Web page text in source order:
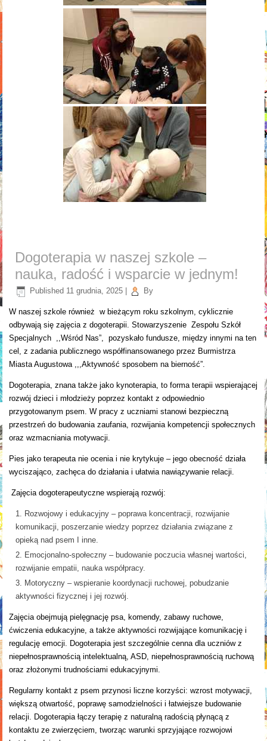
Dogoterapia w naszej szkole –
nauka, radość i wsparcie w jednym!
Published 11 grudnia, 2025 By
W naszej szkole również w bieżącym roku szkolnym, cyklicznie
odbywają się zajęcia z dogoterapii. Stowarzyszenie Zespołu Szkół
Specjalnych ,,Wśród Nas”, pozyskało fundusze, między innymi na ten
cel, z zadania publicznego współfinansowanego przez Burmistrza
Miasta Augustowa ,,,Aktywność sposobem na bierność”.
Dogoterapia, znana także jako kynoterapia, to forma terapii wspierającej
rozwój dzieci i młodzieży poprzez kontakt z odpowiednio
przygotowanym psem. W pracy z uczniami stanowi bezpieczną
przestrzeń do budowania zaufania, rozwijania kompetencji społecznych
oraz wzmacniania motywacji.
Pies jako terapeuta nie ocenia i nie krytykuje – jego obecność działa
wyciszająco, zachęca do działania i ułatwia nawiązywanie relacji.
Zajęcia dogoterapeutyczne wspierają rozwój:
Rozwojowy i edukacyjny – poprawa koncentracji, rozwijanie
komunikacji, poszerzanie wiedzy poprzez działania związane z
opieką nad psem I inne.
Emocjonalno-społeczny – budowanie poczucia własnej wartości,
rozwijanie empatii, nauka współpracy.
Motoryczny – wspieranie koordynacji ruchowej, pobudzanie
aktywności fizycznej i jej rozwój.
Zajęcia obejmują pielęgnację psa, komendy, zabawy ruchowe,
ćwiczenia edukacyjne, a także aktywności rozwijające komunikację i
regulację emocji. Dogoterapia jest szczególnie cenna dla uczniów z
niepełnosprawnością intelektualną, ASD, niepełnosprawnością ruchową
oraz złożonymi trudnościami edukacyjnymi.
Regularny kontakt z psem przynosi liczne korzyści: wzrost motywacji,
większą otwartość, poprawę samodzielności i łatwiejsze budowanie
relacji. Dogoterapia łączy terapię z naturalną radością płynącą z
kontaktu ze zwierzęciem, tworząc warunki sprzyjające rozwojowi